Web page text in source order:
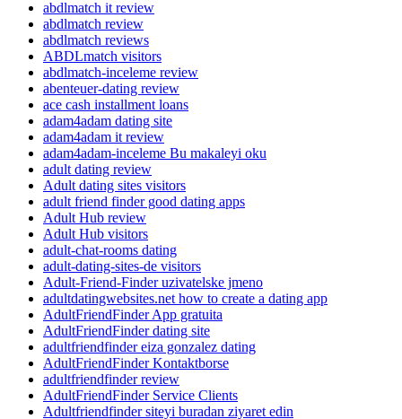
abdlmatch it review
abdlmatch review
abdlmatch reviews
ABDLmatch visitors
abdlmatch-inceleme review
abenteuer-dating review
ace cash installment loans
adam4adam dating site
adam4adam it review
adam4adam-inceleme Bu makaleyi oku
adult dating review
Adult dating sites visitors
adult friend finder good dating apps
Adult Hub review
Adult Hub visitors
adult-chat-rooms dating
adult-dating-sites-de visitors
Adult-Friend-Finder uzivatelske jmeno
adultdatingwebsites.net how to create a dating app
AdultFriendFinder App gratuita
AdultFriendFinder dating site
adultfriendfinder eiza gonzalez dating
AdultFriendFinder Kontaktborse
adultfriendfinder review
AdultFriendFinder Service Clients
Adultfriendfinder siteyi buradan ziyaret edin